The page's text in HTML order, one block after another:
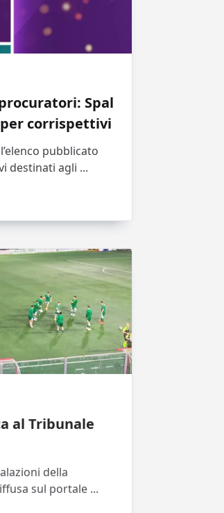
Spal
corrispettivi
pubblicato
destinati agli ...
al Tribunale
sul portale